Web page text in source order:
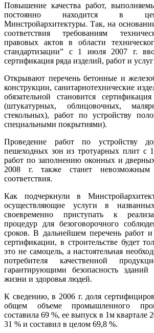
Повышение качества работ,
постоянно находится в
Минстройархитектуры. Так, на
соответствия требованиям
правовых актов в области
стандартизации” с 1 июля 2007 г.
сертификация ряда изделий, работ и услуг
Открывают перечень бетонные и
конструкции, санитарно­технические
обязательной становится
(штукатурных, облицовочных,
стекольных), работ по устройству
специальными покрытиями).
Проведение работ по устройству
пешеходных зон из тротуарных плит с
работ по заполнению оконных и
2008 г. также станет невозможным
соответствия.
Как подчеркнули в
осуществляющие услуги в
своевременно приступать к
процедур для безоговорочного
сроков. В дальнейшем перечень работ
сертификации, в строительстве будет
это не самоцель, а настоятельная
потребителя качественной
гарантирующими безопасность
жизни и здоровья людей.
К сведению, в 2006 г. доля
общем объеме промышленного
составила 69 %, ее выпуск в 1м квартале
31 % и составил в целом 69,8 %.